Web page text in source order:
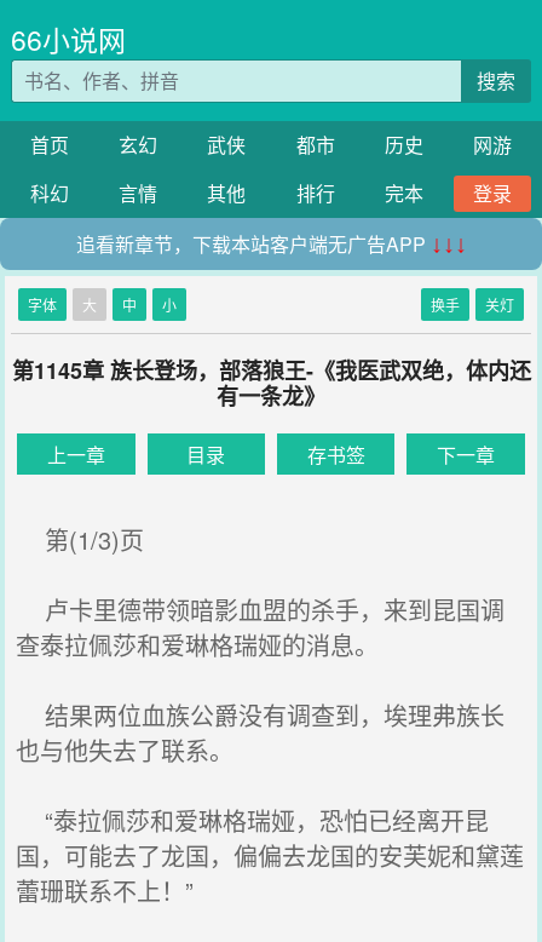
66小说网
搜索
首页 玄幻 武侠 都市 历史
网游
科幻
言情 其他 排行 完本
登录
追看新章节，下载本站客户端无广告APP ↓↓↓
字体 大 中 小 换手 关灯
第1145章 族长登场，部落狼王-《我医武双绝，体内还
有一条龙》
上一章 目录 存书签 下一章
第(1/3)页
卢卡里德带领暗影血盟的杀手，来到昆国调
查泰拉佩莎和爱琳格瑞娅的消息。
结果两位血族公爵没有调查到，埃理弗族长
也与他失去了联系。
“泰拉佩莎和爱琳格瑞娅，恐怕已经离开昆
国，可能去了龙国，偏偏去龙国的安芙妮和黛莲
蕾珊联系不上！”